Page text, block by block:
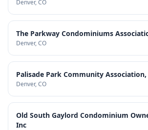
Denver, CO
The Parkway Condominiums
Denver, CO
Palisade Park Community Association,
Denver, CO
Old South Gaylord Condominium
Inc